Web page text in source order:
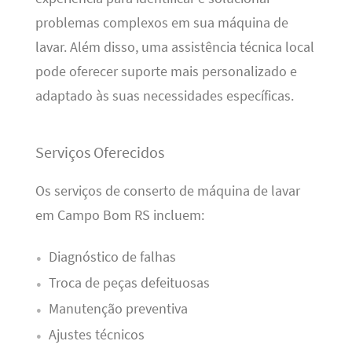
problemas complexos em sua máquina de
lavar. Além disso, uma assistência técnica local
pode oferecer suporte mais personalizado e
adaptado às suas necessidades específicas.
Serviços Oferecidos
Os serviços de conserto de máquina de lavar
em Campo Bom RS incluem:
Diagnóstico de falhas
Troca de peças defeituosas
Manutenção preventiva
Ajustes técnicos